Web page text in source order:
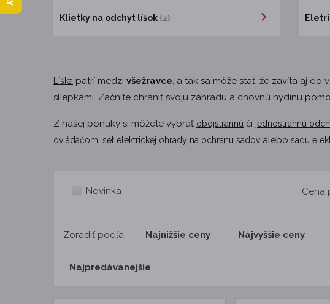
Klietky na odchyt líšok (2)
Líška patrí medzi všežravce, a tak sa môže stať, že zavíta aj
sliepkami. Začnite chrániť svoju záhradu a chovnú hydinu
Z našej ponuky si môžete vybrať obojstrannú či jednostrannú
ovládačom, set elektrickej ohrady na ochranu sadov alebo sadu
Novinka Cena
Zoradiť podľa Najnižšie ceny Najvyššie ceny
Najpredávanejšie